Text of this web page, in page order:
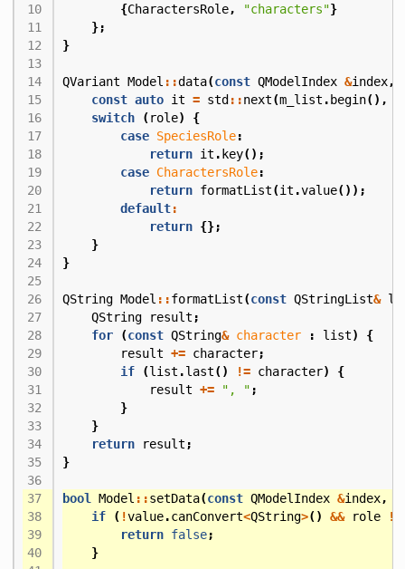
{CharactersRole, "characters"}
};
}
QVariant Model ::data(const QModelIndex &index,
const auto it = std ::next(m_list . begin(),
switch
(role)
{
case SpeciesRole:
return it . key();
case CharactersRole:
return formatList(it .value());
default:
return {};
}
}
QString Model ::formatList(const QStringList&
QString
result;
for
(const QString& character : list)
{
result += character;
if
(list .last() != character)
{
result += ", ";
}
}
return
result;
}
bool Model ::setData(const QModelIndex &index,
if
( !value.canConvert<QString>() && role
!=
return false;
}